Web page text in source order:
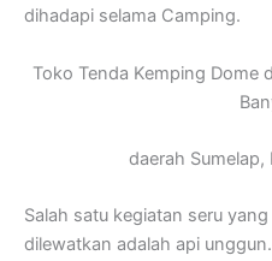
dihadapi selama Camping.
Toko Tenda Kemping Dome
daerah Sumelap,
Salah satu kegiatan seru
dilewatkan adalah api